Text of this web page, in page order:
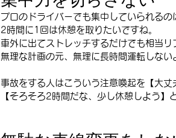
プロのドライバーでも集中していられるの
2時間に1回は休憩を取りたいですね。
車外に出てストレッチするだけでも相当リ
無理な計画の元、無理に長時間運転しない
事故をする人はこういう注意喚起を【大丈
【そろそろ2時間だな、少し休憩しよう】